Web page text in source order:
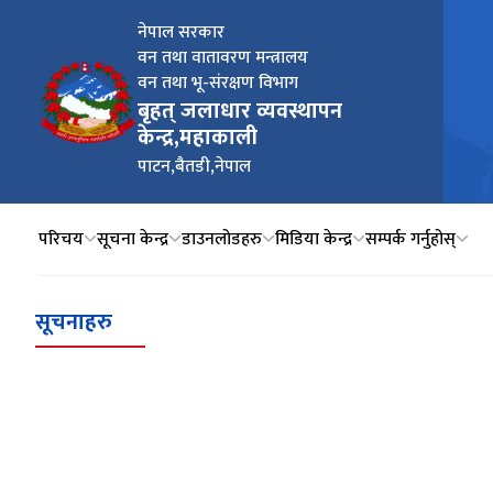
नेपाल सरकार
वन तथा वातावरण मन्त्रालय
वन तथा भू-संरक्षण विभाग
बृहत् जलाधार व्यवस्थापन
केन्द्र,महाकाली
पाटन,बैतडी,नेपाल
परिचय सूचना केन्द्र डाउनलोडहरु मिडिया केन्द्र सम्पर्क गर्नुहोस्
सूचनाहरु